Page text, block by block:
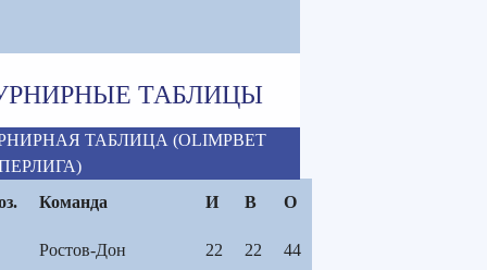
ТАБЛИЦЫ
ТАБЛИЦА (OLIMPBET
Команда И В О
Ростов-Дон 22 22 44